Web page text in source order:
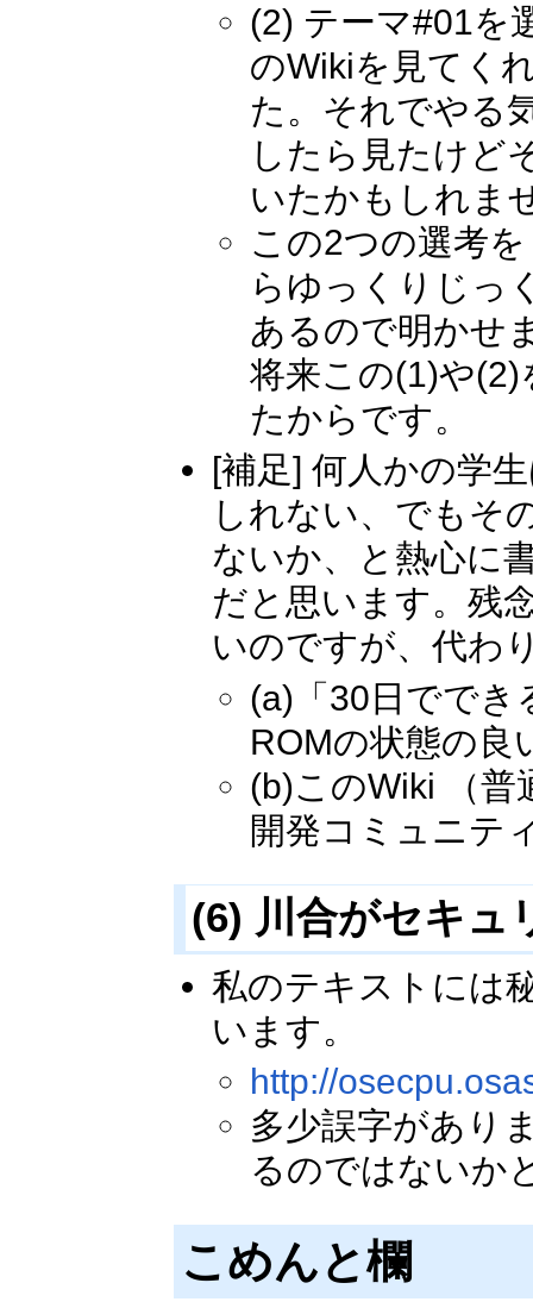
(2) テーマ#01を
のWikiを見てく
た。それでやる
したら見たけど
いたかもしれま
この2つの選考
らゆっくりじっ
あるので明かせ
将来この(1)や
たからです。
[補足] 何人かの学
しれない、でもそ
ないか、と熱心に
だと思います。残
いのですが、代わ
(a)「30日ででき
ROMの状態の良
(b)このWiki （普
開発コミュニテ
(6) 川合がセキュ
私のテキストには
います。
http://
多少誤字があり
るのではないか
こめんと欄